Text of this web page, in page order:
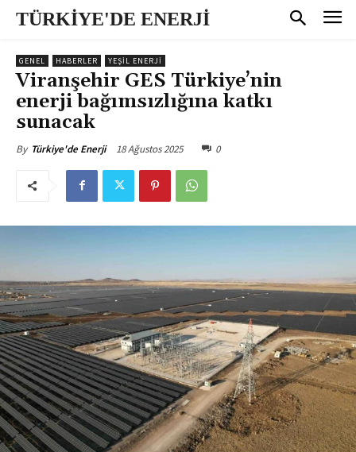
TÜRKİYE'DE ENERJİ
GENEL HABERLER YEŞİL ENERJİ
Viranşehir GES Türkiye’nin
enerji bağımsızlığına katkı
sunacak
By Türkiye'de Enerji 18 Ağustos 2025 0